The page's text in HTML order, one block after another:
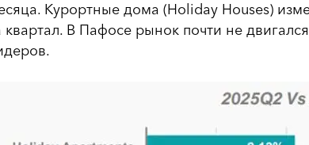
Курортные дома (Holiday Houses)
квартал. В Пафосе рынок почти не